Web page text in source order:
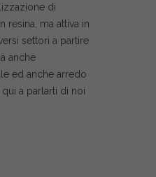
di
resina, ma attiva in
settori a partire
anche
ed anche arredo
a parlarti di noi